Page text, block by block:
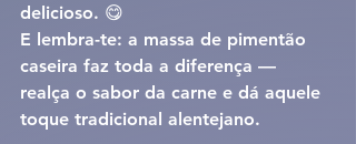
delicioso. 😋
E lembra-te: a massa de pimentão
caseira faz toda a diferença —
realça o sabor da carne e dá aquele
toque tradicional alentejano.